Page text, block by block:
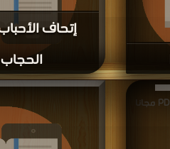
إتحاف
الحجاب PDF
قراءة و تحميل كتاب